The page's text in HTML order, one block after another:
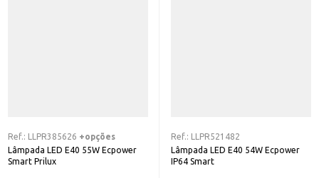
Ref.: LLPR385626 +opções
Lâmpada LED E40 55W Ecpower
Smart Prilux
Ref.:
LLPR521482
Lâmpada LED E40 54W Ecpower
IP64 Smart